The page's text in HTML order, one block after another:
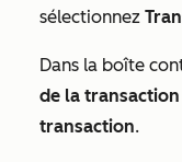
sélectionnez
Dans la boîte
de la transaction
transaction.